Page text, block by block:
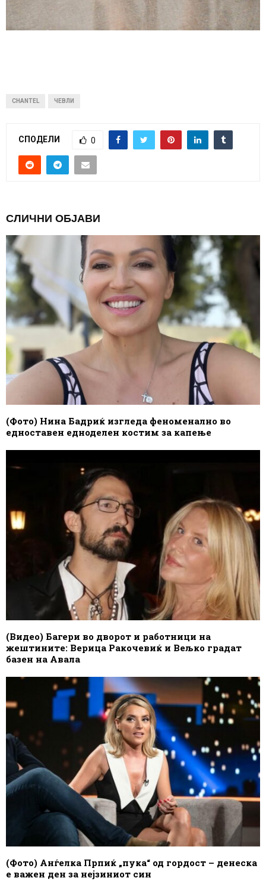
CHANTEL ЧЕВЛИ
СПОДЕЛИ 0
СЛИЧНИ ОБЈАВИ
(Фото) Нина Бадриќ изгледа феноменално во
едноставен едноделен костим за капење
(Видео) Багери во дворот и работници на
жештините: Верица Ракочевиќ и Вељко градат
базен на Авала
(Фото) Анѓелка Прпиќ „пука“ од гордост – денеска
е важен ден за нејзиниот син